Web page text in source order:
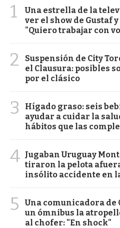
1
Una estrella de la
ver el show de Gustaf
"Quiero trabajar con
2
Suspensión de City
el Clausura: posibles
por el clásico
3
Hígado graso: seis
ayudar a cuidar la
hábitos que las
4 Jugaban Uruguay
tiraron la pelota
insólito accidente en
5
Una comunicadora de
un ómnibus la
al chofer: "En shock"